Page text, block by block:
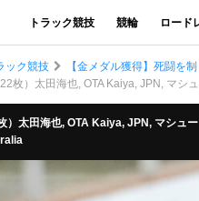
トラック競技 競輪 ロード
ック競技 【金メダル獲得】死闘を
枚）太田海也, OTA Kaiya, JPN, マ
）太田海也, OTA Kaiya, JPN, マシ